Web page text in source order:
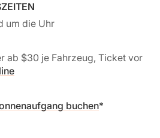
um die Uhr
ab $30 je Fahrzeug, Ticket vor
buchen